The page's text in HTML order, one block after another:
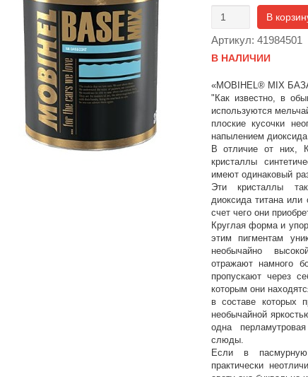
В
Артикул: 41984501
В НАЛИЧИИ
«MOBIHEL® MIX
"Как известно, в
используются
плоские кусочки
напылением
В отличие от них,
кристаллы
имеют одинаковый
Эти кристаллы
диоксида титана
счет чего они
Круглая форма и
этим пигментам
необычайно
отражают намного
пропускают через
которым они
в составе которых
необычайной
одна
слюды.
Если в
практически